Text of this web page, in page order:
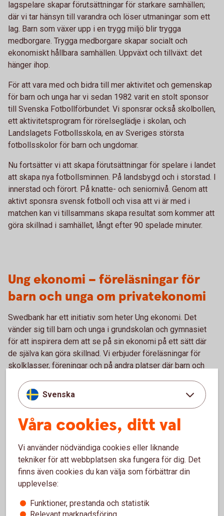
lagspelare skapar förutsättningar för starkare samhällen;
där vi tar hänsyn till varandra och löser utmaningar som ett
lag. Barn som växer upp i en trygg miljö blir trygga
medborgare. Trygga medborgare skapar socialt och
ekonomiskt hållbara samhällen. Uppväxt och tillväxt: det
hänger ihop.
För att vara med och bidra till mer aktivitet och gemenskap
för barn och unga har vi sedan 1982 varit en stolt sponsor
till Svenska Fotbollförbundet. Vi sponsrar också skolbollen,
ett aktivitetsprogram för rörelseglädje i skolan, och
Landslagets Fotbollsskola, en av Sveriges största
fotbollsskolor för barn och ungdomar.
Nu fortsätter vi att skapa förutsättningar för spelare i landet
att skapa nya fotbollsminnen. På landsbygd och i storstad. I
innerstad och förort. På knatte- och seniornivå. Genom att
aktivt sponsra svensk fotboll och visa att vi är med i
matchen kan vi tillsammans skapa resultat som kommer att
göra skillnad i samhället, långt efter 90 spelade minuter.
Ung ekonomi – föreläsningar för
barn och unga om privatekonomi
Swedbank har ett initiativ som heter Ung ekonomi. Det
vänder sig till barn och unga i grundskolan och gymnasiet
för att inspirera dem att se på sin ekonomi på ett sätt där
de själva kan göra skillnad. Vi erbjuder föreläsningar för
skolklasser, föreningar och på andra platser där barn och
Svenska Fotbollförbundet
Vi är sedan början på 80-talet nationell partner och
officiell bank åt Svenska Fotbollförbundet. För oss
handlar fotboll om så mycket mer än resultat. För
oss är fotboll integration, entreprenörskap,
inkludering, hälsa, jobb och jämställdhet.
Svenska
Våra cookies, ditt val
Vi använder nödvändiga cookies eller liknande
tekniker för att webbplatsen ska fungera för dig. Det
finns även cookies du kan välja som förbättrar din
upplevelse:
Funktioner, prestanda och statistik
Relevant marknadsföring